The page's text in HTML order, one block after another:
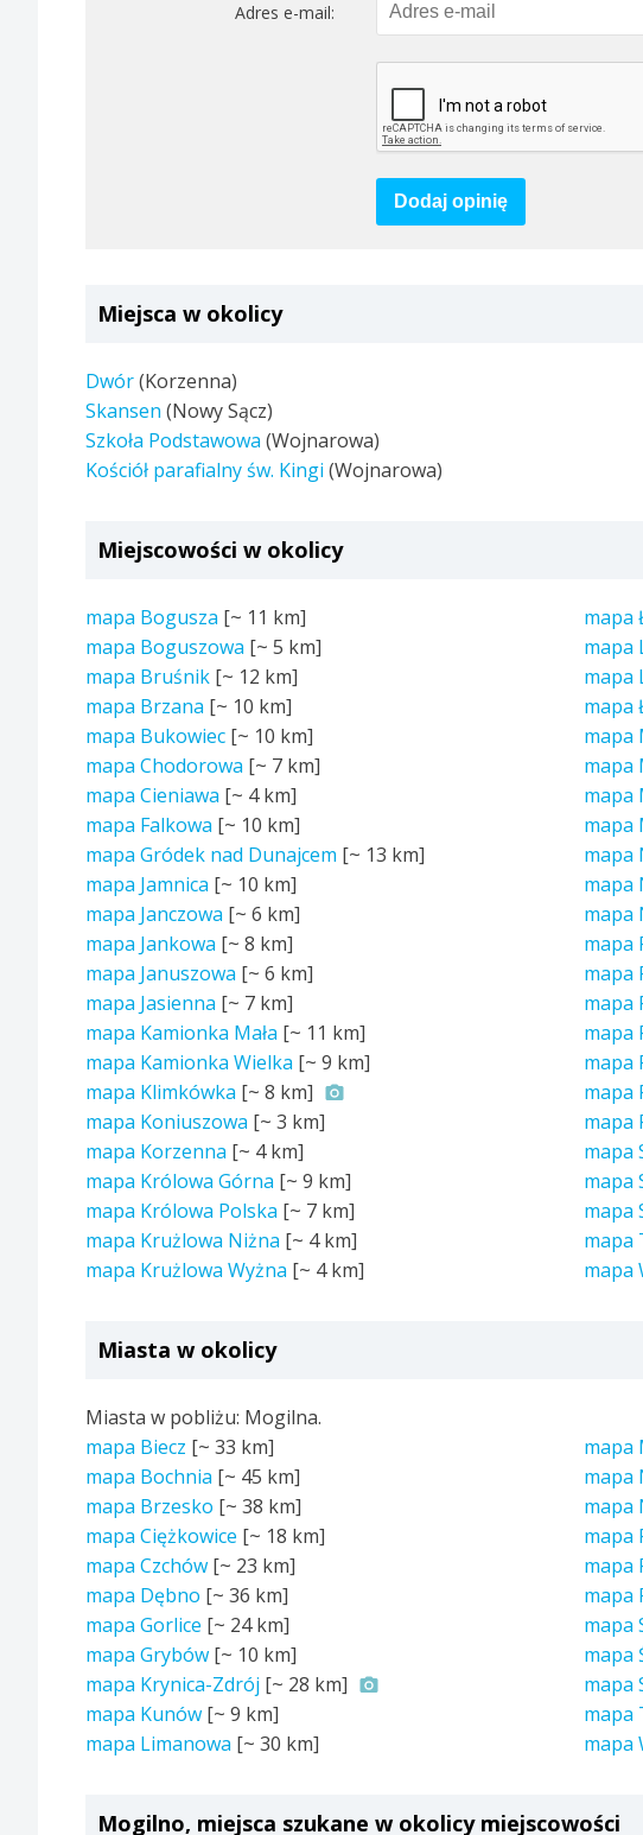
Adres e-mail:
Dodaj opinię
Miejsca w okolicy
Dwór(Korzenna)
Skansen (Nowy Sącz)
Szkoła Podstawowa (Wojnarowa)
Kościół parafialny św. Kingi (Wojnarowa)
Miejscowości w okolicy
mapa Bogusza [~ 11 km]
mapa Boguszowa [~ 5 km]
mapa Bruśnik [~ 12 km]
mapa Brzana [~ 10 km]
mapa Bukowiec [~ 10 km]
mapa Chodorowa [~ 7 km]
mapa Cieniawa [~ 4 km]
mapa Falkowa [~ 10 km]
mapa Gródek nad Dunajcem [~ 13 km]
mapa Jamnica [~ 10 km]
mapa Janczowa [~ 6 km]
mapa Jankowa [~ 8 km]
mapa Januszowa [~ 6 km]
mapa Jasienna [~ 7 km]
mapa Kamionka Mała [~ 11 km]
mapa Kamionka Wielka [~ 9 km]
mapa Klimkówka [~ 8 km]
mapa Koniuszowa [~ 3 km]
mapa Korzenna [~ 4 km]
mapa Królowa Górna [~ 9 km]
mapa Królowa Polska [~ 7 km]
mapa Krużlowa Niżna [~ 4 km]
mapa Krużlowa Wyżna [~ 4 km]
mapa
mapa
mapa
mapa
mapa
mapa
mapa
mapa
mapa
mapa
mapa
mapa
mapa
mapa
mapa
mapa
mapa
mapa
mapa
mapa
mapa
mapa
mapa
Miasta w okolicy
Miasta w pobliżu: Mogilna.
mapa Biecz [~ 33 km]
mapa Bochnia [~ 45 km]
mapa Brzesko [~ 38 km]
mapa Ciężkowice [~ 18 km]
mapa Czchów [~ 23 km]
mapa Dębno [~ 36 km]
mapa Gorlice [~ 24 km]
mapa Grybów [~ 10 km]
mapa Krynica-Zdrój [~ 28 km]
mapa Kunów [~ 9 km]
mapa Limanowa [~ 30 km]
mapa
mapa
mapa
mapa
mapa
mapa
mapa
mapa
mapa
mapa
mapa
Mogilno, miejsca szukane w okolicy miejscowości